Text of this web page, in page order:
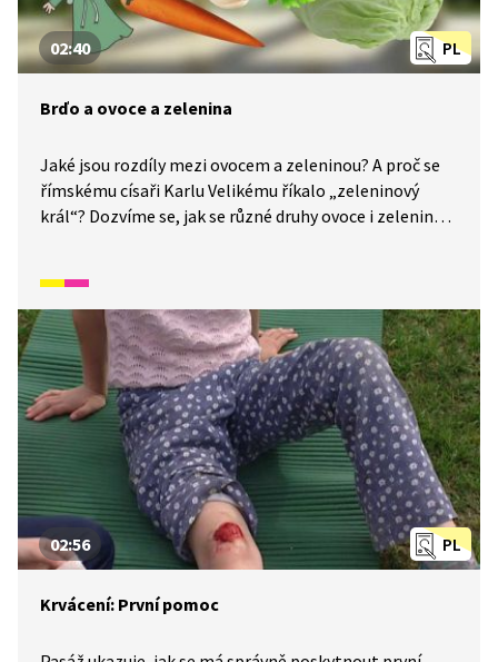
PL
02:40
Brďo a ovoce a zelenina
Jaké jsou rozdíly mezi ovocem a zeleninou? A proč se
římskému císaři Karlu Velikému říkalo „zeleninový
král“? Dozvíme se, jak se různé druhy ovoce i zeleniny
Kolumbus. Video je vhodné také jako doplňková
aktivita k výuce češtiny pro cizince. Děti se naučí
rozlišovat mezi ovocem a zeleninou a některé jejich
druhy. Určeno především pro začátečníky mladšího
školního věku.
PL
02:56
Krvácení: První pomoc